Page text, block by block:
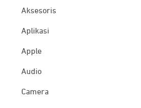
Aksesoris
Aplikasi
Apple
Audio
Camera